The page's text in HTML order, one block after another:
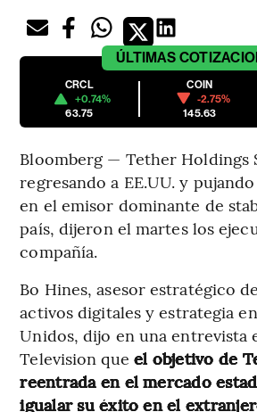
ÚLTIMAS
CRCL
+0.74%
63.75
COIN
-2.75%
145.63
Bloomberg — Tether Holdings
regresando a EE.UU. y
en el emisor dominante de
país, dijeron el martes los
compañía.
Bo Hines, asesor estratégico
activos digitales y estrategia
Unidos, dijo en una entrevista
Television que el objetivo de
reentrada en el mercado
igualar su éxito en el